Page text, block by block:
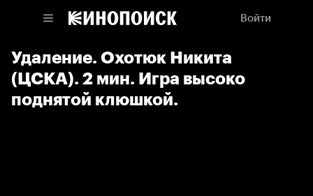
Войти
Удаление. Охотюк Никита
(ЦСКА). 2 мин. Игра высоко
поднятой клюшкой.